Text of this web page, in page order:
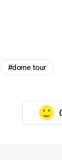
#dome tour